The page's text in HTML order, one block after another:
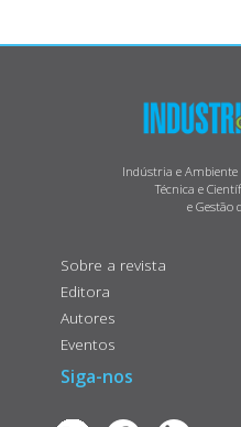
Indústria e
Técnica e
e Gestão
Sobre a revista
Editora
Autores
Eventos
Siga-nos